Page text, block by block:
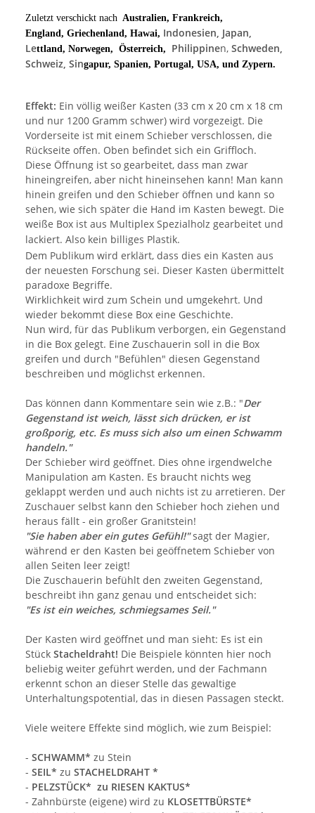
Zuletzt verschickt nach Australien, Frankreich,
England, Griechenland, Hawai, Indonesien, Japan,
Lettland, Norwegen, Österreich, Philippinen, Schweden,
Schweiz, Singapur, Spanien, Portugal, USA, und Zypern.
Effekt: Ein völlig weißer Kasten (33 cm x 20 cm x 18 cm
und nur 1200 Gramm schwer) wird vorgezeigt. Die
Vorderseite ist mit einem Schieber verschlossen, die
Rückseite offen. Oben befindet sich ein Griffloch.
Diese Öffnung ist so gearbeitet, dass man zwar
hineingreifen, aber nicht hineinsehen kann! Man kann
hinein greifen und den Schieber öffnen und kann so
sehen, wie sich später die Hand im Kasten bewegt. Die
weiße Box ist aus Multiplex Spezialholz gearbeitet und
lackiert. Also kein billiges Plastik.
Dem Publikum wird erklärt, dass dies ein Kasten aus
der neuesten Forschung sei. Dieser Kasten übermittelt
paradoxe Begriffe.
Wirklichkeit wird zum Schein und umgekehrt. Und
wieder bekommt diese Box eine Geschichte.
Nun wird, für das Publikum verborgen, ein Gegenstand
in die Box gelegt. Eine Zuschauerin soll in die Box
greifen und durch "Befühlen" diesen Gegenstand
beschreiben und möglichst erkennen.
Das können dann Kommentare sein wie z.B.: "Der
Gegenstand ist weich, lässt sich drücken, er ist
großporig, etc. Es muss sich also um einen Schwamm
handeln."
Der Schieber wird geöffnet. Dies ohne irgendwelche
Manipulation am Kasten. Es braucht nichts weg
geklappt werden und auch nichts ist zu arretieren. Der
Zuschauer selbst kann den Schieber hoch ziehen und
heraus fällt - ein großer Granitstein!
"Sie haben aber ein gutes Gefühl!"sagt der Magier,
während er den Kasten bei geöffnetem Schieber von
allen Seiten leer zeigt!
Die Zuschauerin befühlt den zweiten Gegenstand,
beschreibt ihn ganz genau und entscheidet sich:
"Es ist ein weiches, schmiegsames Seil."
Der Kasten wird geöffnet und man sieht: Es ist ein
Stück Stacheldraht! Die Beispiele könnten hier noch
beliebig weiter geführt werden, und der Fachmann
erkennt schon an dieser Stelle das gewaltige
Unterhaltungspotential, das in diesen Passagen steckt.
Viele weitere Effekte sind möglich, wie zum Beispiel:
- SCHWAMM* zu Stein
- SEIL* zu STACHELDRAHT *
- PELZSTÜCK* zu RIESEN KAKTUS*
- Zahnbürste (eigene) wird zu KLOSETTBÜRSTE*